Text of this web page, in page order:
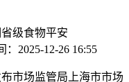
省级食物平安
： 2025-12-26 16:55
市场监管局上海市市场